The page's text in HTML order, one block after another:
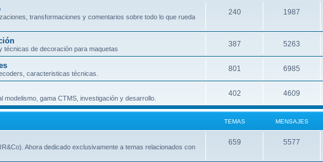
transformaciones y comentarios sobre todo lo que rueda
240 1987
técnicas de decoración para maquetas
387 5263
caracteristicas técnicas.
801 6985
modelismo, gama CTMS, investigación y desarrollo.
402 4609
TEMAS MENSAJES
Ahora dedicado exclusivamente a temas relacionados con
659 5577